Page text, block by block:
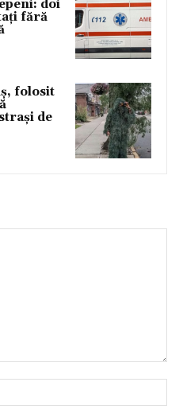
doi
fără
folosit
de